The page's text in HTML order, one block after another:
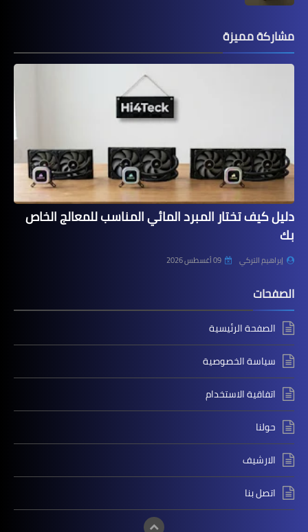
مشاركة مميزة
دليل كيف تختار المبرد المائي المناسب للمعالج الخاص
بك
إبراهيم التركي 09 أغسطس 2026
الصفحات
الصفحة الرئيسية
سياسة الخصوصية
اتفاقية الاستخدام
حولنا
الارشيف
اتصل بنا